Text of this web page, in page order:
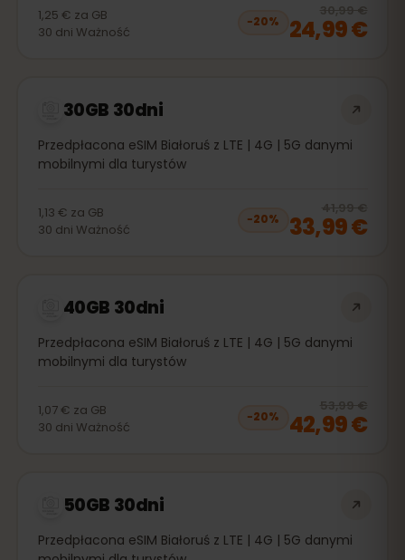
1,25 € za GB
30 dni Ważność
−20%
30,99 €
24,99 €
30GB 30dni
Przedpłacona eSIM Białoruś z LTE | 4G | 5G danymi
mobilnymi dla turystów
1,13 € za GB
30 dni Ważność
−20%
41,99 €
33,99 €
40GB 30dni
Przedpłacona eSIM Białoruś z LTE | 4G | 5G danymi
mobilnymi dla turystów
1,07 € za GB
30 dni Ważność
−20%
53,99 €
42,99 €
50GB 30dni
Przedpłacona eSIM Białoruś z LTE | 4G | 5G danymi